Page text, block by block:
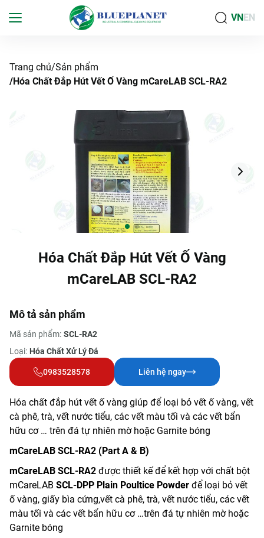
VNEN
Trang chủ Sản phẩm
Hóa Chất Đắp Hút Vết Ố Vàng mCareLAB SCL-RA2
Hóa Chất Đắp Hút Vết Ố Vàng
mCareLAB SCL-RA2
Mô tả sản phẩm
Mã sản phẩm: SCL-RA2
Loại: Hóa Chất Xử Lý Đá
0983528578 Liên hệ ngay
Hóa chất đắp hút vết ố vàng giúp để loại bỏ vết ố vàng, vết
cà phê, trà, vết nước tiểu, các vết màu tối và các vết bẩn
hữu cơ … trên đá tự nhiên mờ hoặc Garnite bóng
mCareLAB SCL-RA2 (Part A & B)
mCareLAB SCL-RA2 được thiết kế để kết hợp với chất bột
mCareLAB SCL-DPP Plain Poultice Powder để loại bỏ vết
ố vàng, giấy bìa cứng,vết cà phê, trà, vết nước tiểu, các vết
màu tối và các vết bẩn hữu cơ …trên đá tự nhiên mờ hoặc
Garnite bóng